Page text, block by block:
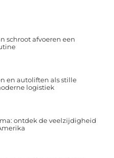
schroot afvoeren een
en autoliften als stille
logistiek
ontdek de veelzijdigheid